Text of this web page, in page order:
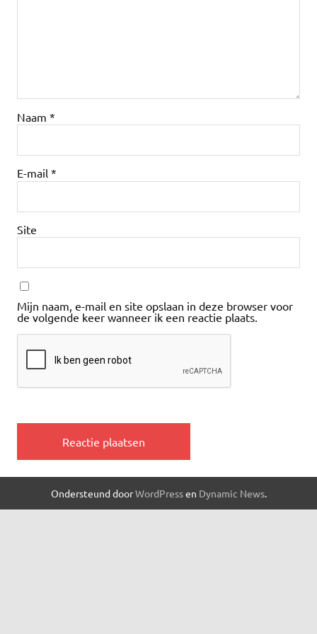
Naam *
E-mail *
Site
Mijn naam, e-mail en site opslaan in deze browser voor
de volgende keer wanneer ik een reactie plaats.
Ondersteund doorWordPressen Dynamic News.